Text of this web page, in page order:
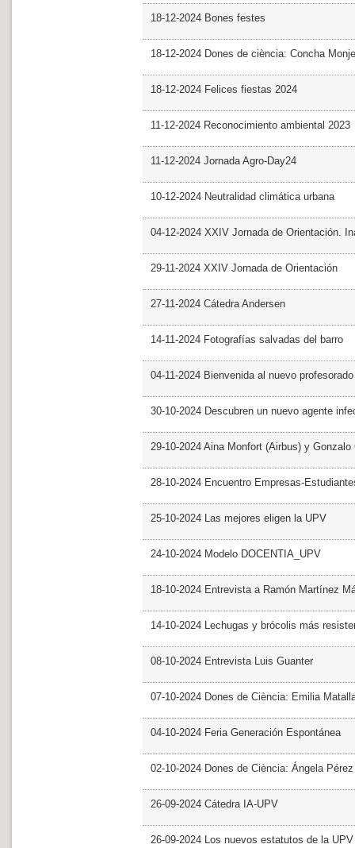
18-12-2024 Bones festes
18-12-2024 Dones de ciència: Concha Monje
18-12-2024 Felices fiestas 2024
11-12-2024 Reconocimiento ambiental 2023
11-12-2024 Jornada Agro-Day24
10-12-2024 Neutralidad climática urbana
04-12-2024 XXIV Jornada de Orientación.
29-11-2024 XXIV Jornada de Orientación
27-11-2024 Cátedra Andersen
14-11-2024 Fotografías salvadas del barro
04-11-2024 Bienvenida al nuevo profesorado
30-10-2024 Descubren un nuevo agente
29-10-2024 Aina Monfort (Airbus) y
28-10-2024 Encuentro Empresas-
25-10-2024 Las mejores eligen la UPV
24-10-2024 Modelo DOCENTIA_UPV
18-10-2024 Entrevista a Ramón Martínez
14-10-2024 Lechugas y brócolis más
08-10-2024 Entrevista Luis Guanter
07-10-2024 Dones de Ciència: Emilia
04-10-2024 Feria Generación Espontánea
02-10-2024 Dones de Ciència: Ángela Pérez
26-09-2024 Cátedra IA-UPV
26-09-2024 Los nuevos estatutos de la